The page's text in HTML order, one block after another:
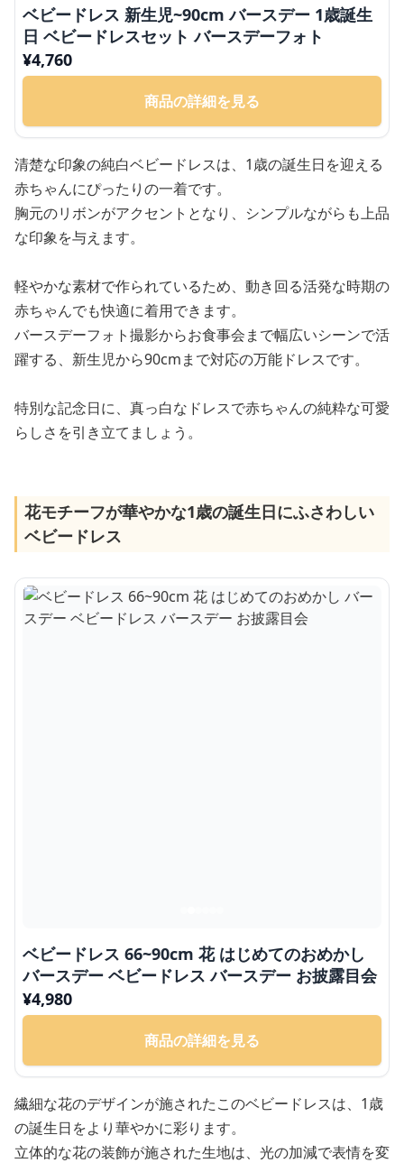
ベビードレス 新生児~90cm バースデー 1歳誕生
日 ベビードレスセット バースデーフォト
¥4,760
商品の詳細を見る
清楚な印象の純白ベビードレスは、1歳の誕生日を迎える
赤ちゃんにぴったりの一着です。
胸元のリボンがアクセントとなり、シンプルながらも上品
な印象を与えます。
軽やかな素材で作られているため、動き回る活発な時期の
赤ちゃんでも快適に着用できます。
バースデーフォト撮影からお食事会まで幅広いシーンで活
躍する、新生児から90cmまで対応の万能ドレスです。
特別な記念日に、真っ白なドレスで赤ちゃんの純粋な可愛
らしさを引き立てましょう。
花モチーフが華やかな1歳の誕生日にふさわしい
ベビードレス
ベビードレス 66~90cm 花 はじめてのおめかし
バースデー ベビードレス バースデー お披露目会
¥4,980
商品の詳細を見る
繊細な花のデザインが施されたこのベビードレスは、1歳
の誕生日をより華やかに彩ります。
立体的な花の装飾が施された生地は、光の加減で表情を変